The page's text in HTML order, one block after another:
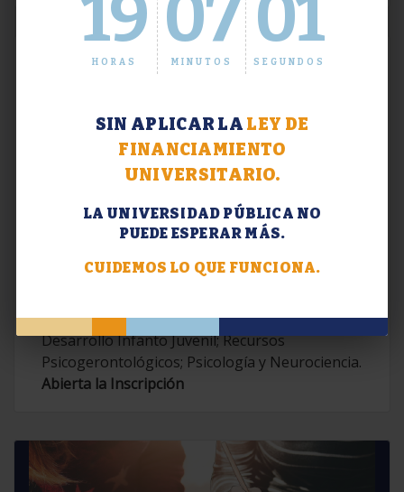
19
HORAS
07
MINUTOS
02
SEGUNDOS
SIN APLICAR LA LEY DE
FINANCIAMIENTO
UNIVERSITARIO.
LA UNIVERSIDAD PÚBLICA NO
PUEDE ESPERAR MÁS.
CUIDEMOS LO QUE FUNCIONA.
Extensión. Diplomaturas 2026.
Contemporáneas; Problemáticas en el
Desarrollo Infanto Juvenil; Recursos
Psicogerontológicos; Psicología y Neurociencia.
Abierta la Inscripción